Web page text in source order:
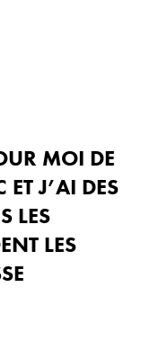
MOI DE
J’AI DES
LES
LES